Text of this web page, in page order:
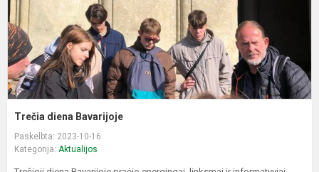
Trečia diena Bavarijoje
Paskelbta: 2023-10-16
Kategorija: Aktualijos